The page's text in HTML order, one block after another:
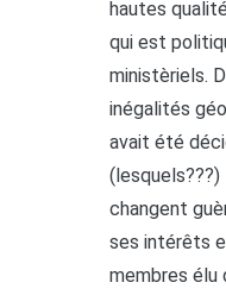
hautes
qui est
ministèriels.
inégalités
avait été
changent
ses intérêts
membres élu